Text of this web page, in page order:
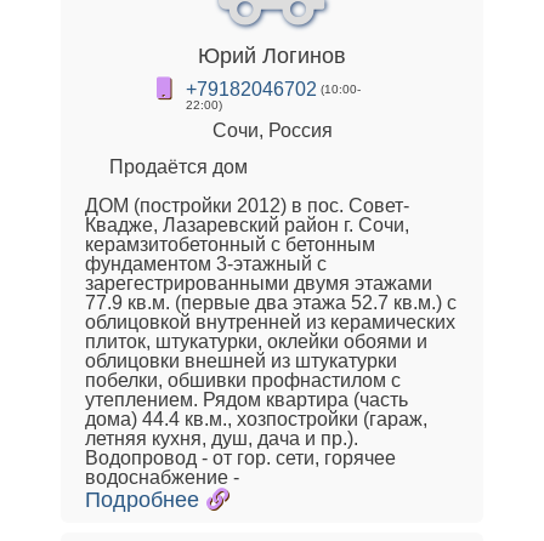
Юрий Логинов
+79182046702 (10:00-
22:00)
Сочи, Россия
Продаётся дом
ДОМ (постройки 2012) в пос. Совет-
Квадже, Лазаревский район г. Сочи,
керамзитобетонный с бетонным
фундаментом 3-этажный с
зарегестрированными двумя этажами
77.9 кв.м. (первые два этажа 52.7 кв.м.) с
облицовкой внутренней из керамических
плиток, штукатурки, оклейки обоями и
облицовки внешней из штукатурки
побелки, обшивки профнастилом с
утеплением. Рядом квартира (часть
дома) 44.4 кв.м., хозпостройки (гараж,
летняя кухня, душ, дача и пр.).
Водопровод - от гор. сети, горячее
водоснабжение -
Подробнее